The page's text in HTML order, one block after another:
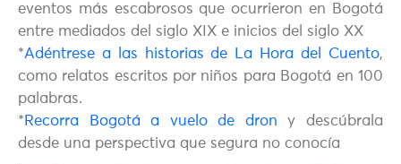
eventos más escabrosos que ocurrieron en Bogotá
entre mediados del siglo XIX e inicios del siglo XX
*Adéntrese a las historias de La Hora del Cuento,
como relatos escritos por niños para Bogotá en 100
palabras.
* Recorra Bogotá a vuelo de dron y descúbrala
desde una perspectiva que segura no conocía